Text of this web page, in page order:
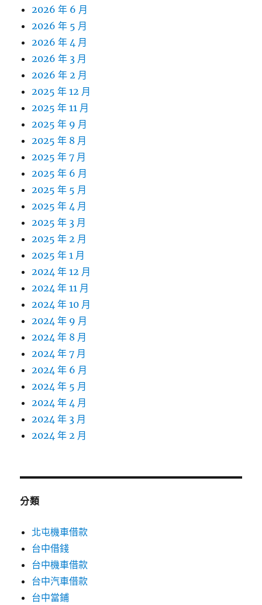
2026 年 6 月
2026 年 5 月
2026 年 4 月
2026 年 3 月
2026 年 2 月
2025 年 12 月
2025 年 11 月
2025 年 9 月
2025 年 8 月
2025 年 7 月
2025 年 6 月
2025 年 5 月
2025 年 4 月
2025 年 3 月
2025 年 2 月
2025 年 1 月
2024 年 12 月
2024 年 11 月
2024 年 10 月
2024 年 9 月
2024 年 8 月
2024 年 7 月
2024 年 6 月
2024 年 5 月
2024 年 4 月
2024 年 3 月
2024 年 2 月
分類
北屯機車借款
台中借錢
台中機車借款
台中汽車借款
台中當鋪